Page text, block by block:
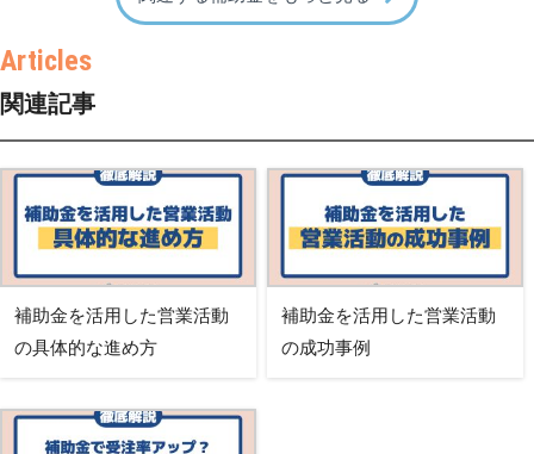
関連記事
補助金を活用した営業活動
の具体的な進め方
補助金を活用した営業活動
の成功事例